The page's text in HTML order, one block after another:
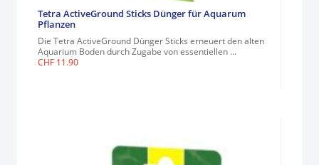
Tetra ActiveGround Sticks Dünger für Aquarum
Pflanzen
Die Tetra ActiveGround Dünger Sticks erneuert den alten
Aquarium Boden durch Zugabe von essentiellen ...
CHF 11.90